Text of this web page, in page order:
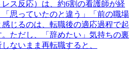
ス反応）は、約6割の看護師が経
思っていたのと違う」「前の職場
じるのは、転職後の適応過程で起
ただし、「辞めたい」気持ちの裏
ないまま再転職すると、